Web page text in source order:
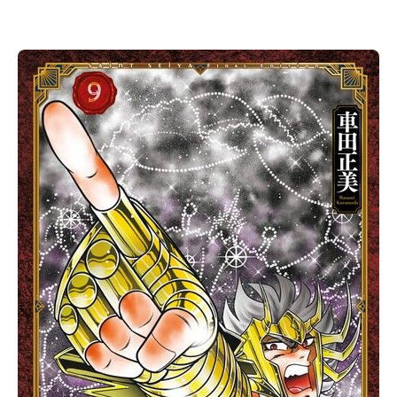
幅度新增加筆內容的完全新生
星矢 EPISODE.0 」亦完整收錄於第 1 集中！
燃燒著……